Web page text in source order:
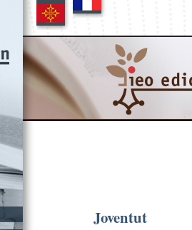
Joventut